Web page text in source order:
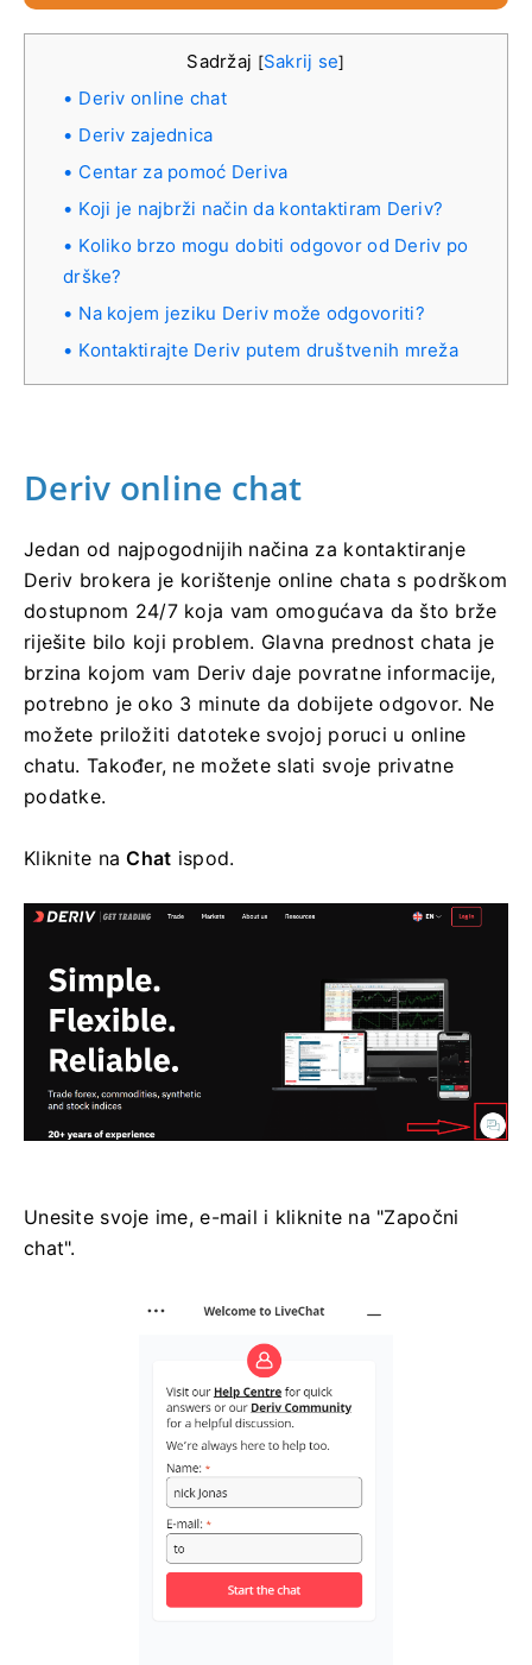
Sadržaj [Sakrij se]
Deriv online chat
Deriv zajednica
Centar za pomoć Deriva
Koji je najbrži način da kontaktiram Deriv?
Koliko brzo mogu dobiti odgovor od Deriv po
drške?
Na kojem jeziku Deriv može odgovoriti?
Kontaktirajte Deriv putem društvenih mreža
Deriv online chat
Jedan od najpogodnijih načina za kontaktiranje
Deriv brokera je korištenje online chata s podrškom
dostupnom 24/7 koja vam omogućava da što brže
riješite bilo koji problem. Glavna prednost chata je
brzina kojom vam Deriv daje povratne informacije,
potrebno je oko 3 minute da dobijete odgovor. Ne
možete priložiti datoteke svojoj poruci u online
chatu. Također, ne možete slati svoje privatne
podatke.
Kliknite naChat ispod.
Unesite svoje ime, e-mail i kliknite na "Započni
chat".